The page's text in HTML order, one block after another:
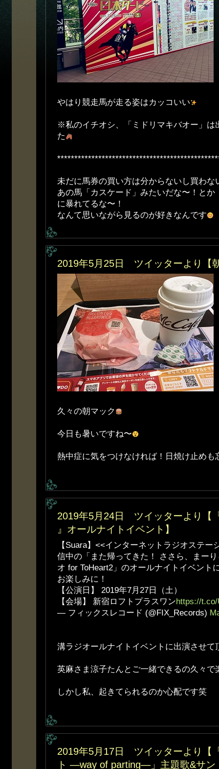
やはり競走馬が走る姿はカッコいい
※私のイチオシ、「ミドリマキバオー」は
た
未だに馬券の買い方は分からないし買わな
あの馬「カスケード」みたいだな〜！とか
に暴れてるな〜！
なんて思いながら見るのが好きなんです
2019年5月25日 ツイッターより【
久々の朝マック
今日も暑いですね〜
熱中症に気をつけなければ！日焼け止めも
2019年5月24日 ツイッターより【
』オールナイトイベント】
【Suara】<<インターネットラジオステー
信中の「また帰ってきた！ ささら、まー
オ for ToHeart2」のオールナイトイベント
お楽しみに！
【公演日】 2019年7月27日（土）
【会場】 新宿ロフトプラスワンhttps://t.co/
— フィックスレコード (@FIX_Records)
溝ラジオールナイトイベントに出演させ
英麻さま涼子たんとご一緒できるの久々で
しかし私、起きてられるのか心配です笑
2019年5月17日 ツイッターより【
ト ―way of parting―」主題歌&サン